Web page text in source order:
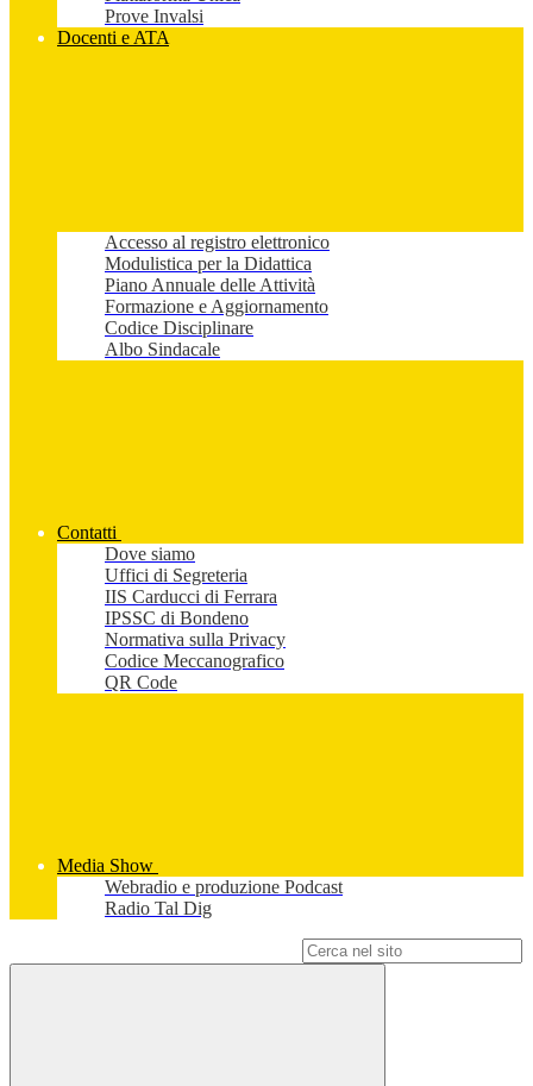
Prove Invalsi
Docenti e ATA
Accesso al registro elettronico
Modulistica per la Didattica
Piano Annuale delle Attività
Formazione e Aggiornamento
Codice Disciplinare
Albo Sindacale
Contatti
Dove siamo
Uffici di Segreteria
IIS Carducci di Ferrara
IPSSC di Bondeno
Normativa sulla Privacy
Codice Meccanografico
QR Code
Media Show
Webradio e produzione Podcast
Radio Tal Dig